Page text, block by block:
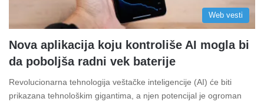
Web vesti
Nova aplikacija koju kontroliše AI mogla bi
da poboljša radni vek baterije
Revolucionarna tehnologija veštačke inteligencije (AI) će biti
prikazana tehnološkim gigantima, a njen potencijal je ogroman